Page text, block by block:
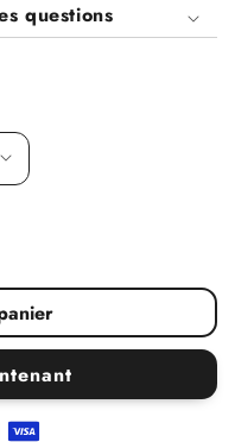
questions